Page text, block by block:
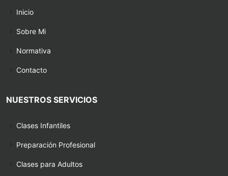
Inicio
Sobre Mi
Normativa
Contacto
NUESTROS SERVICIOS
Clases Infantiles
Preparación Profesional
Clases para Adultos